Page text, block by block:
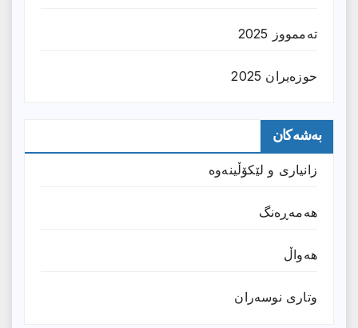
تەممووز 2025
حوزه‌یران 2025
بەشەکان
زانیارى و لێکۆڵینەوە
هەمەڕەنگ
هەواڵ
وتارى نوسەران